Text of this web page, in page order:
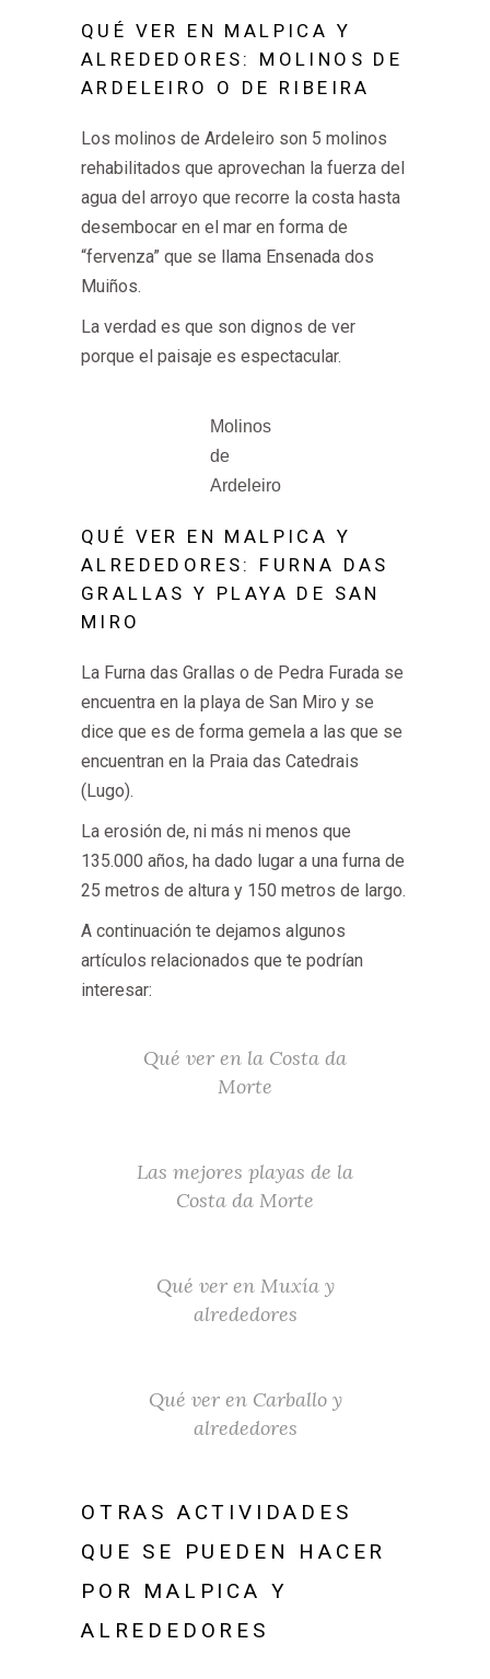
QUÉ VER EN MALPICA Y
ALREDEDORES: MOLINOS DE
ARDELEIRO O DE RIBEIRA
Los molinos de Ardeleiro son 5 molinos
rehabilitados que aprovechan la fuerza del
agua del arroyo que recorre la costa hasta
desembocar en el mar en forma de
“fervenza” que se llama Ensenada dos
Muiños.
La verdad es que son dignos de ver
porque el paisaje es espectacular.
Molinos
de
Ardeleiro
QUÉ VER EN MALPICA Y
ALREDEDORES: FURNA DAS
GRALLAS Y PLAYA DE SAN
MIRO
La Furna das Grallas o de Pedra Furada se
encuentra en la playa de San Miro y se
dice que es de forma gemela a las que se
encuentran en la Praia das Catedrais
(Lugo).
La erosión de, ni más ni menos que
135.000 años, ha dado lugar a una furna de
25 metros de altura y 150 metros de largo.
A continuación te dejamos algunos
artículos relacionados que te podrían
interesar:
Qué ver en la Costa da
Morte
Las mejores playas de la
Costa da Morte
Qué ver en Muxía y
alrededores
Qué ver en Carballo y
alrededores
OTRAS ACTIVIDADES
QUE SE PUEDEN HACER
POR MALPICA Y
ALREDEDORES